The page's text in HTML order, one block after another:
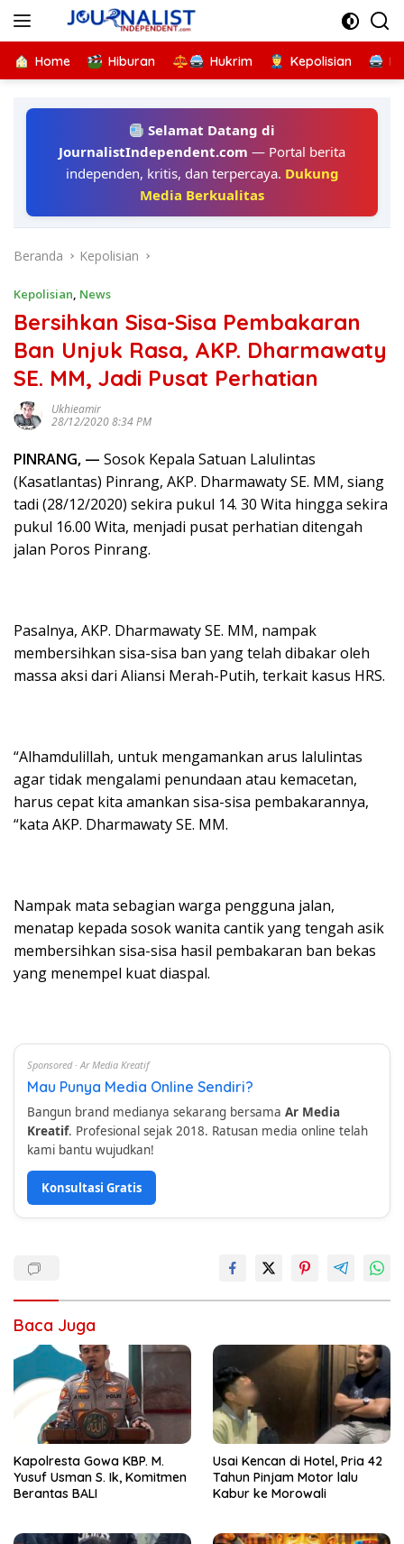
Home Hiburan Hukrim Kepolisian
Selamat Datang di
JournalistIndependent.com — Portal berita
independen, kritis, dan terpercaya. Dukung
Media Berkualitas
Beranda Kepolisian
Kepolisian, News
Bersihkan Sisa-Sisa Pembakaran
Ban Unjuk Rasa, AKP. Dharmawaty
SE. MM, Jadi Pusat Perhatian
Ukhieamir
28/12/2020 8:34 PM
PINRANG, — Sosok Kepala Satuan Lalulintas
(Kasatlantas) Pinrang, AKP. Dharmawaty SE. MM, siang
tadi (28/12/2020) sekira pukul 14. 30 Wita hingga sekira
pukul 16.00 Wita, menjadi pusat perhatian ditengah
jalan Poros Pinrang.
Pasalnya, AKP. Dharmawaty SE. MM, nampak
membersihkan sisa-sisa ban yang telah dibakar oleh
massa aksi dari Aliansi Merah-Putih, terkait kasus HRS.
“Alhamdulillah, untuk mengamankan arus lalulintas
agar tidak mengalami penundaan atau kemacetan,
harus cepat kita amankan sisa-sisa pembakarannya,
“kata AKP. Dharmawaty SE. MM.
Nampak mata sebagian warga pengguna jalan,
menatap kepada sosok wanita cantik yang tengah asik
membersihkan sisa-sisa hasil pembakaran ban bekas
yang menempel kuat diaspal.
Sponsored · Ar Media Kreatif
Mau Punya Media Online Sendiri?
Bangun brand medianya sekarang bersama Ar Media
Kreatif. Profesional sejak 2018. Ratusan media online telah
kami bantu wujudkan!
Konsultasi Gratis
Baca Juga
Kapolresta Gowa KBP. M.
Yusuf Usman S. Ik, Komitmen
Berantas BALI
Usai Kencan di Hotel, Pria 42
Tahun Pinjam Motor lalu
Kabur ke Morowali